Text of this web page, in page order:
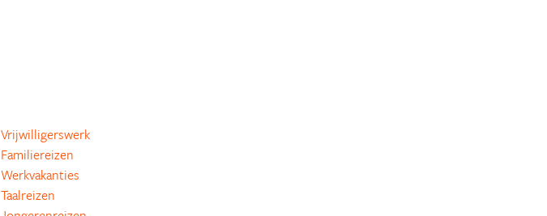
Vrijwilligerswerk
Familiereizen
Werkvakanties
Taalreizen